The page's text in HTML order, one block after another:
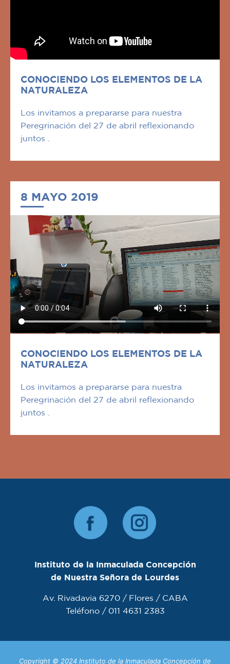
CONOCIENDO LOS ELEMENTOS DE LA
NATURALEZA
Los invitamos a prepararse para nuestra
Peregrinación del 27 de abril reflexionando
juntos .
8 MAYO 2019
CONOCIENDO LOS ELEMENTOS DE LA
NATURALEZA
Los invitamos a prepararse para nuestra
Peregrinación del 27 de abril reflexionando
juntos .
Instituto de la Inmaculada Concepción
de Nuestra Señora de Lourdes
Av. Rivadavia 6270 / Flores / CABA
Teléfono / 011 4631 2383
Copyright © 2024 Instituto de la Inmaculada Concepción de